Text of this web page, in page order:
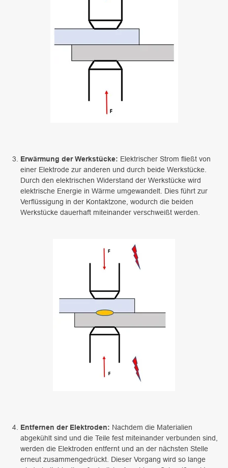
Erwärmung der Werkstücke: Elektrischer Strom fließt von
einer Elektrode zur anderen und durch beide Werkstücke.
Durch den elektrischen Widerstand der Werkstücke wird
elektrische Energie in Wärme umgewandelt. Dies führt zur
Verflüssigung in der Kontaktzone, wodurch die beiden
Werkstücke dauerhaft miteinander verschweißt werden.
Entfernen der Elektroden: Nachdem die Materialien
abgekühlt sind und die Teile fest miteinander verbunden sind,
werden die Elektroden entfernt und an der nächsten Stelle
erneut zusammengedrückt. Dieser Vorgang wird so lange